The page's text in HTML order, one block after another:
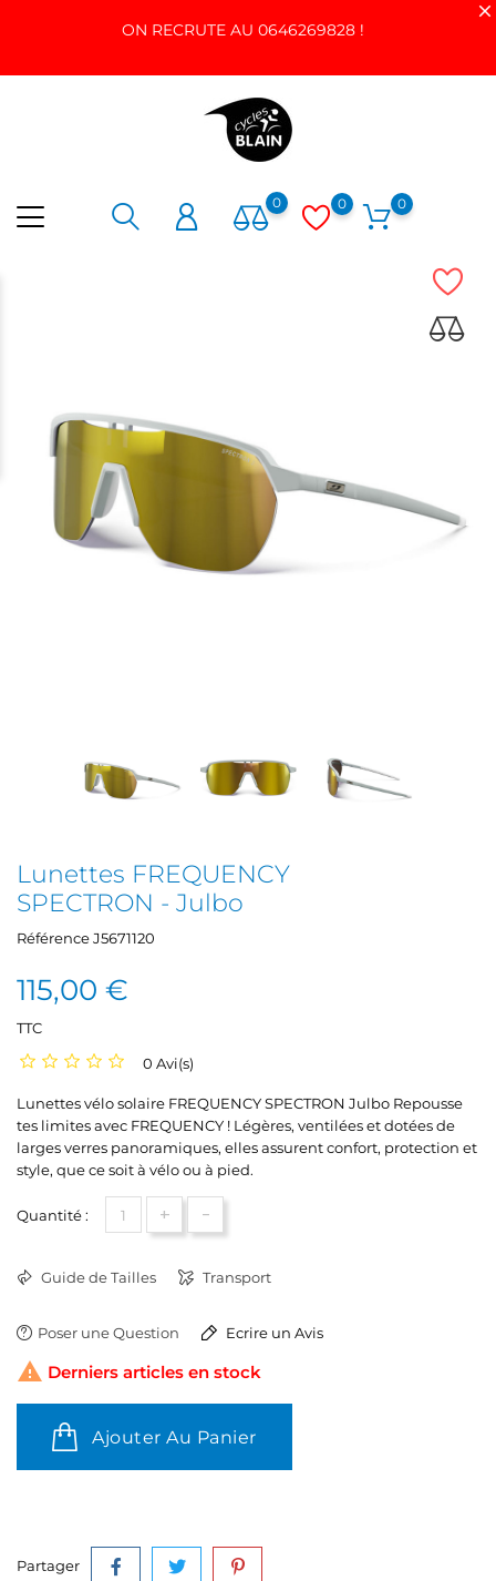
ON RECRUTE AU 0646269828 !
0 0 0
Lunettes FREQUENCY
SPECTRON - Julbo
RéférenceJ5671120
115,00 €
TTC
0 Avi(s)
Lunettes vélo solaire FREQUENCY SPECTRON Julbo Repousse
tes limites avec FREQUENCY ! Légères, ventilées et dotées de
larges verres panoramiques, elles assurent confort, protection et
style, que ce soit à vélo ou à pied.
Quantité : + -
Guide de Tailles Transport
Poser une Question Ecrire un Avis
 Derniers articles en stock
Ajouter Au Panier
Partager